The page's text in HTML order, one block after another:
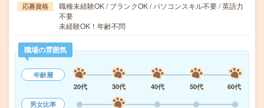
応募資格
職種未経験OK / ブランクOK / パソコンスキル不要 / 英語力
不要
未経験OK！年齢不問
職場の雰囲気
年齢層
20代
30代 40代 50代
60代
男女比率